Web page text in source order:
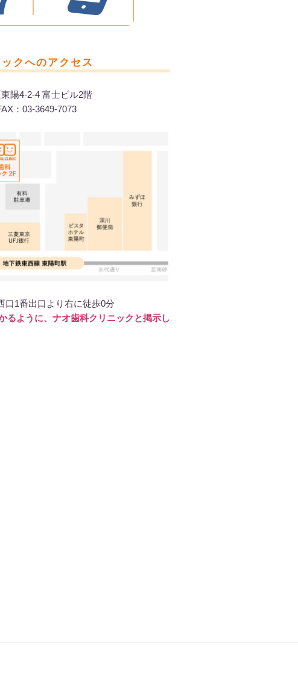
クへのアクセス
陽4-2-4 富士ビル2階
：03-3649-7073
口1番出口より右に徒歩0分
るように、ナオ歯科クリニックと掲示し